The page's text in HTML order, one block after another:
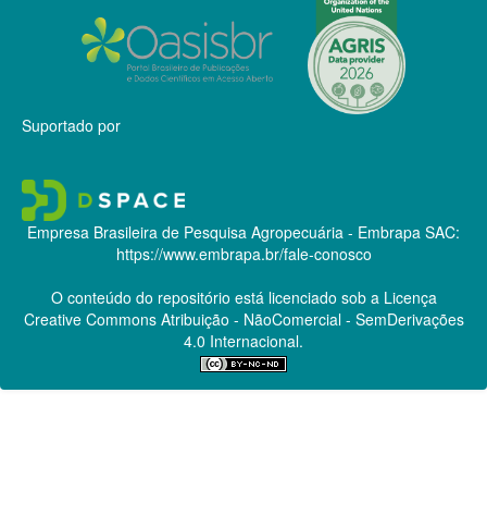
Suportado por
Empresa Brasileira de Pesquisa Agropecuária - Embrapa SAC:
https://www.embrapa.br/fale-conosco
O conteúdo do repositório está licenciado sob a Licença
Creative CommonsAtribuição - NãoComercial - SemDerivações
4.0 Internacional.